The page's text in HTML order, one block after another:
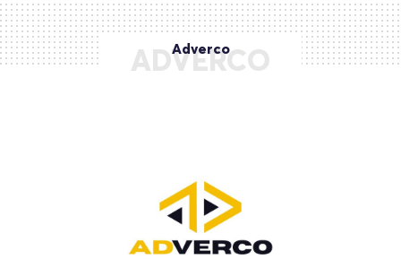
ADVERCO
Adverco